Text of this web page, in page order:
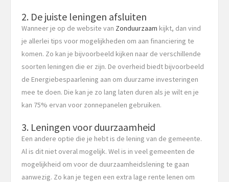
2. De juiste leningen afsluiten
Wanneer je op de website van Zonduurzaam kijkt, dan vind
je allerlei tips voor mogelijkheden om aan financiering te
komen. Zo kan je bijvoorbeeld kijken naar de verschillende
soorten leningen die er zijn. De overheid biedt bijvoorbeeld
de Energiebespaarlening aan om duurzame investeringen
mee te doen. Die kan je zo lang laten duren als je wilt en je
kan 75% ervan voor zonnepanelen gebruiken.
3. Leningen voor duurzaamheid
Een andere optie die je hebt is de lening van de gemeente.
Al is dit niet overal mogelijk. Wel is in veel gemeenten de
mogelijkheid om voor de duurzaamheidslening te gaan
aanwezig. Zo kan je tegen een extra lage rente lenen om